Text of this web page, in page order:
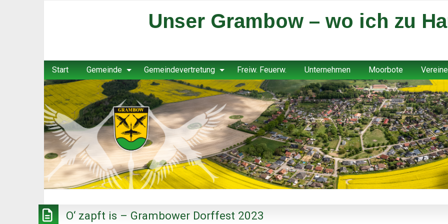
Unser Grambow – wo ich zu
Start Gemeinde Gemeindevertretung Freiw. Feuerw. Unternehmen Moorbote Vereine
O‘ zapft is – Grambower Dorffest 2023